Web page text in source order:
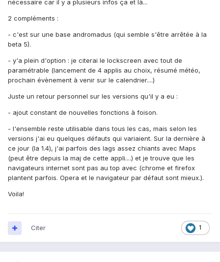
nécessaire car il y a plusieurs infos ça et là...
2 compléments :
- c'est sur une base andromadus (qui semble s'être arrêtée à la
beta 5).
- y'a plein d'option : je citerai le lockscreen avec tout de
paramétrable (lancement de 4 applis au choix, résumé météo,
prochain évènement à venir sur le calendrier....)
Juste un retour personnel sur les versions qu'il y a eu :
- ajout constant de nouvelles fonctions à foison.
- l'ensemble reste utilisable dans tous les cas, mais selon les
versions j'ai eu quelques défauts qui variaient. Sur la dernière à
ce jour (la 1.4), j'ai parfois des lags assez chiants avec Maps
(peut être depuis la maj de cette appli....) et je trouve que les
navigateurs internet sont pas au top avec (chrome et firefox
plantent parfois. Opera et le navigateur par défaut sont mieux.).
Voila!
1
Citer